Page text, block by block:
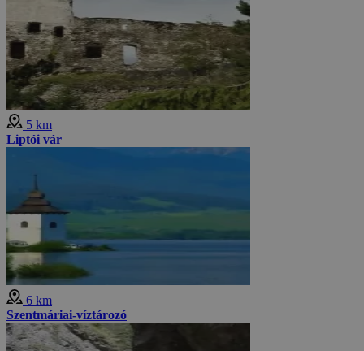
5 km
Liptói vár
6 km
Szentmáriai-víztározó